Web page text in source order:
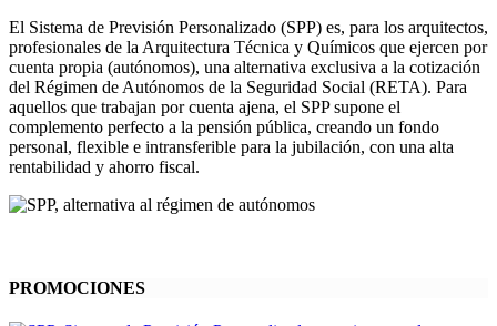
El Sistema de Previsión Personalizado (SPP) es, para los arquitectos,
profesionales de la Arquitectura Técnica y Químicos que ejercen por
cuenta propia (autónomos), una alternativa exclusiva a la cotización
del Régimen de Autónomos de la Seguridad Social (RETA). Para
aquellos que trabajan por cuenta ajena, el SPP supone el
complemento perfecto a la pensión pública, creando un fondo
personal, flexible e intransferible para la jubilación, con una alta
rentabilidad y ahorro fiscal.
PROMOCIONES